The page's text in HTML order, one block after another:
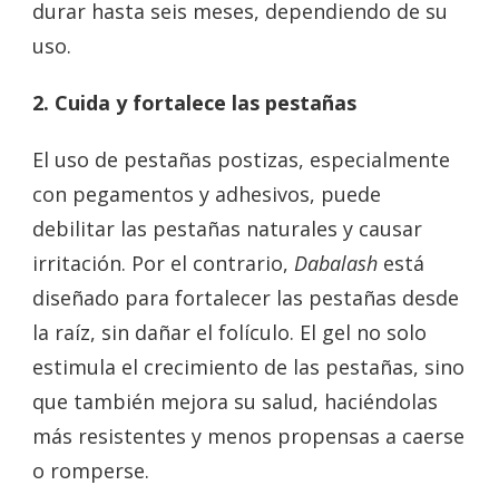
durar hasta seis meses, dependiendo de su
uso.
2. Cuida y fortalece las pestañas
El uso de pestañas postizas, especialmente
con pegamentos y adhesivos, puede
debilitar las pestañas naturales y causar
irritación. Por el contrario, Dabalash está
diseñado para fortalecer las pestañas desde
la raíz, sin dañar el folículo. El gel no solo
estimula el crecimiento de las pestañas, sino
que también mejora su salud, haciéndolas
más resistentes y menos propensas a caerse
o romperse.